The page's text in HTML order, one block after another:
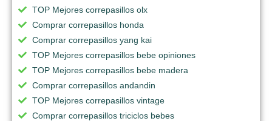
TOP Mejores correpasillos olx
Comprar correpasillos honda
Comprar correpasillos yang kai
TOP Mejores correpasillos bebe opiniones
TOP Mejores correpasillos bebe madera
Comprar correpasillos andandin
TOP Mejores correpasillos vintage
Comprar correpasillos triciclos bebes